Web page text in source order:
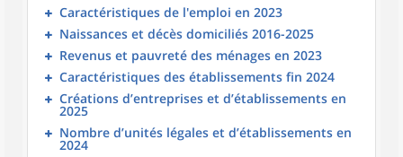
Caractéristiques de l'emploi en 2023
Naissances et décès domiciliés 2016-2025
Revenus et pauvreté des ménages en 2023
Caractéristiques des établissements fin 2024
Créations d’entreprises et d’établissements en
2025
Nombre d’unités légales et d’établissements en
2024